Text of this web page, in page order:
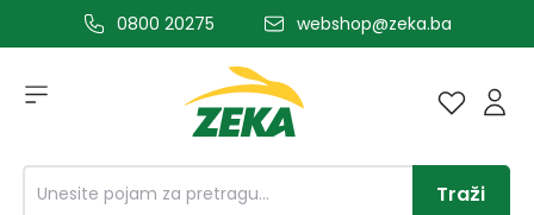
glavni sadržaj0800 20275 webshop@zeka.ba
Traži